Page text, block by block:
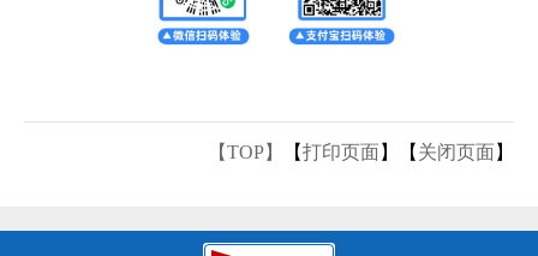
【TOP】 【打印页面】【 关闭页面】